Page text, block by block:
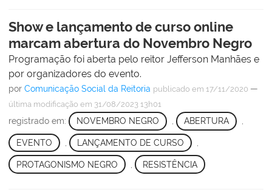
Show e lançamento de curso online
marcam abertura do Novembro Negro
Programação foi aberta pelo reitor Jefferson Manhães e
por organizadores do evento.
por Comunicação Social da Reitoria publicado em 17/11/2020 —
última modificação em 31/08/2023 13h01
registrado em: NOVEMBRO NEGRO , ABERTURA ,
EVENTO LANÇAMENTO DE CURSO
PROTAGONISMO NEGRO RESISTÊNCIA